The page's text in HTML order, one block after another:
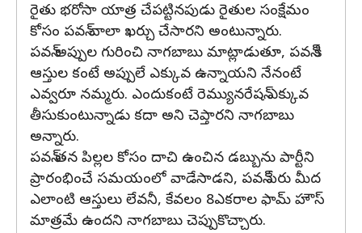
రైతు భరోసా యాత్ర చేపట్టినపుడు రైతుల సంక్షేమం
కోసం పవన్ చాలా ఖర్చు చేసారని అంటున్నారు.
పవన్ అప్పుల గురించి నాగబాబు మాట్లాడుతూ, పవన్ కి
ఆస్తుల కంటే అప్పులే ఎక్కువ ఉన్నాయని నేనంటే
ఎవ్వరూ నమ్మరు. ఎందుకంటే రెమ్యునరేషన్ ఎక్కువ
తీసుకుంటున్నాడు కదా అని చెప్తారని నాగబాబు
అన్నారు.
పవన్ తన పిల్లల కోసం దాచి ఉంచిన డబ్బును పార్టీని
ప్రారంభించే సమయంలో వాడేసాడని, పవన్ పేరు మీద
ఎలాంటి ఆస్తులు లేవనీ, కేవలం 8ఎకరాల ఫామ్ హౌస్
మాత్రమే ఉందని నాగబాబు చెప్పుకొచ్చారు.